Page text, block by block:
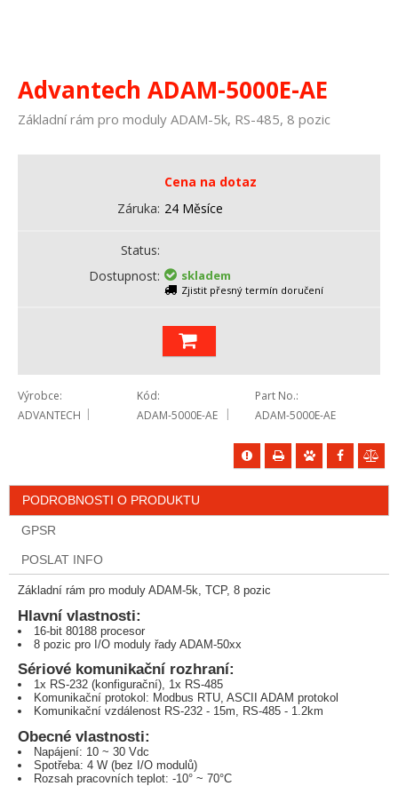
Advantech ADAM-5000E-AE
Základní rám pro moduly ADAM-5k, RS-485, 8 pozic
Cena na dotaz
Záruka 24 Měsíce
Status
Dostupnost
skladem
Zjistit přesný termín doručení
Výrobce
ADVANTECH
Kód
ADAM-5000E-AE
Part No.
ADAM-5000E-AE
PODROBNOSTI O PRODUKTU
GPSR
POSLAT INFO
Základní rám pro moduly ADAM-5k, TCP, 8 pozic
Hlavní vlastnosti:
16-bit 80188 procesor
8 pozic pro I/O moduly řady ADAM-50xx
Sériové komunikační rozhraní:
1x RS-232 (konfigurační), 1x RS-485
Komunikační protokol: Modbus RTU, ASCII ADAM protokol
Komunikační vzdálenost RS-232 - 15m, RS-485 - 1.2km
Obecné vlastnosti:
Napájení: 10 ~ 30 Vdc
Spotřeba: 4 W (bez I/O modulů)
Rozsah pracovních teplot: -10° ~ 70°C